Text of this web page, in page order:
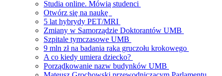
Studia online. Mówią studenci
Otwórz się na naukę
5 lat hybrydy PET/MRI
Zmiany w Samorządzie Doktorantów UMB
Szpitale tymczasowe UMB
9 mln zł na badania raka gruczołu krokowego
A co kiedy umiera dziecko?
Porządkowanie nazw budynków UMB